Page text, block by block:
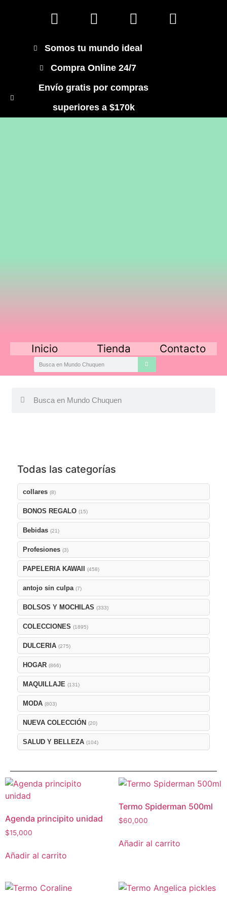
Somos tu mundo ideal
Compra Online 24/7
Envío gratis por compras
superiores a $170k
Inicio Tienda Contacto
Todas las categorías
collares (8)
BONOS REGALO (15)
Bebidas (21)
Profesiones (3)
PAPELERIA KAWAII (458)
antojo sin culpa (7)
BOLSOS Y MOCHILAS (333)
COLECCIONES (1895)
DULCERIA (275)
HOGAR (866)
MAQUILLAJE (131)
MODA (803)
NUEVA COLECCIÓN (20)
SALUD Y BELLEZA (104)
Agenda principito unidad
$15,000
Añadir al carrito
Termo Spiderman 500ml
$60,000
Añadir al carrito